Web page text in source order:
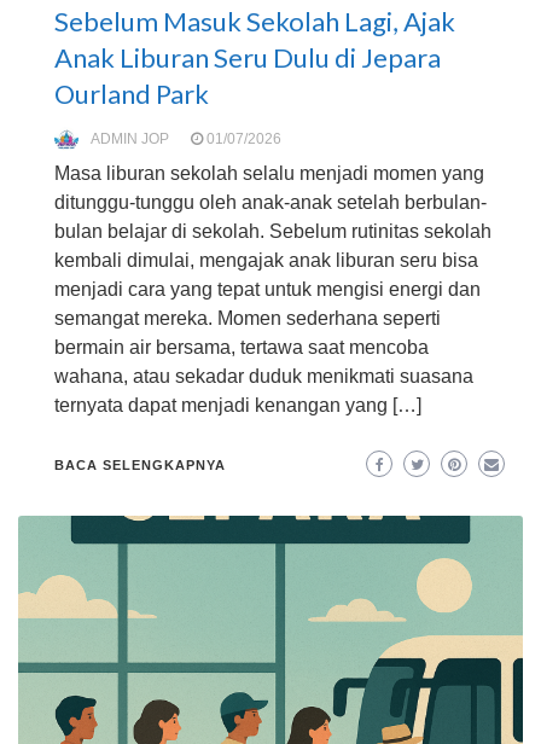
Sebelum Masuk Sekolah Lagi, Ajak
Anak Liburan Seru Dulu di Jepara
Ourland Park
ADMIN JOP 01/07/2026
Masa liburan sekolah selalu menjadi momen yang
ditunggu-tunggu oleh anak-anak setelah berbulan-
bulan belajar di sekolah. Sebelum rutinitas sekolah
kembali dimulai, mengajak anak liburan seru bisa
menjadi cara yang tepat untuk mengisi energi dan
semangat mereka. Momen sederhana seperti
bermain air bersama, tertawa saat mencoba
wahana, atau sekadar duduk menikmati suasana
ternyata dapat menjadi kenangan yang […]
BACA SELENGKAPNYA